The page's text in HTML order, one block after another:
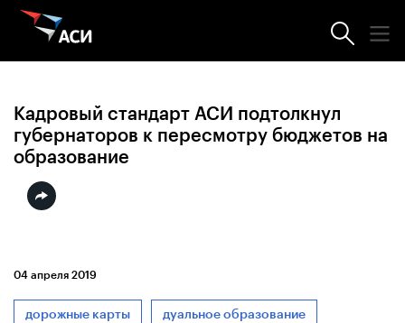
Новости АСИ
Кадровый стандарт АСИ подтолкнул
губернаторов к пересмотру бюджетов на
образование
04 апреля 2019
дорожные карты дуальное образование